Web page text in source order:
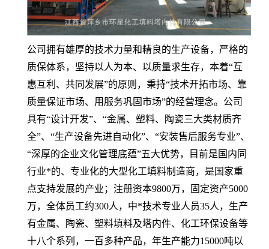
公司拥有雄厚的技术力量和精良的生产设备，严格的
质保体系，坚持以人为本、以质量求生存，本着“互
惠互利、共同发展”的原则，秉持“技术开拓市场、靠
质量保证市场、用服务巩固市场”的经营理念。公司
具有“设计开发”、“金属、塑料、陶瓷三大类材质齐
全”、“生产设备先进自动化”、“安装售后服务专业”、
“深厚的企业文化管理底蕴”五大优势，目前是国内同
行业*的、专业化的大型化工填料制造商，是国家重
点支持发展的产业；注册资本9800万，固定资产5000
万，全体员工约300人，中*技术专业人员35人，生产
有金属、陶瓷、塑料填料及塔内件、化工环保设备等
十八个系列，一百多种产品，年生产能力15000吨以